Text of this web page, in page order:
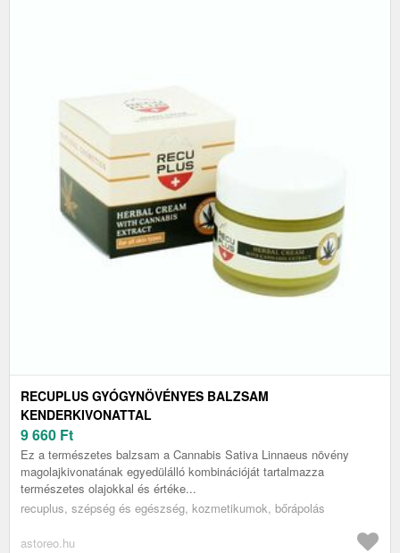
RECUPLUS GYÓGYNÖVÉNYES BALZSAM
KENDERKIVONATTAL
9 660 Ft
Ez a természetes balzsam a Cannabis Sativa Linnaeus növény
magolajkivonatának egyedülálló kombinációját tartalmazza
természetes olajokkal és értéke...
recuplus, szépség és egészség, kozmetikumok, bőrápolás
astoreo.hu